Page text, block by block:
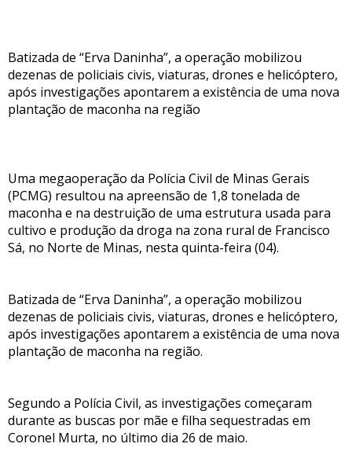
Batizada de “Erva Daninha”, a operação mobilizou
dezenas de policiais civis, viaturas, drones e helicóptero,
após investigações apontarem a existência de uma nova
plantação de maconha na região
Uma megaoperação da Polícia Civil de Minas Gerais
(PCMG) resultou na apreensão de 1,8 tonelada de
maconha e na destruição de uma estrutura usada para
cultivo e produção da droga na zona rural de Francisco
Sá, no Norte de Minas, nesta quinta-feira (04).
Batizada de “Erva Daninha”, a operação mobilizou
dezenas de policiais civis, viaturas, drones e helicóptero,
após investigações apontarem a existência de uma nova
plantação de maconha na região.
Segundo a Polícia Civil, as investigações começaram
durante as buscas por mãe e filha sequestradas em
Coronel Murta, no último dia 26 de maio.